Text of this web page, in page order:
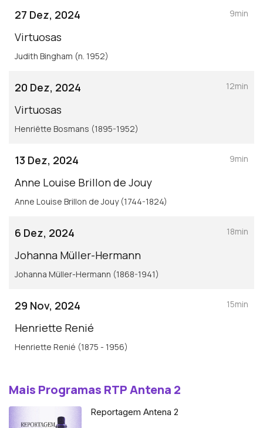
27 Dez, 2024
Virtuosas
Judith Bingham (n. 1952)
9min
20 Dez, 2024
Virtuosas
Henriëtte Bosmans (1895-1952)
12min
13 Dez, 2024
Anne Louise Brillon de Jouy
Anne Louise Brillon de Jouy (1744-1824)
9min
6 Dez, 2024
Johanna Müller-Hermann
Johanna Müller-Hermann (1868-1941)
18min
29 Nov, 2024
Henriette Renié
Henriette Renié (1875 - 1956)
15min
Mais Programas RTP Antena 2
Reportagem Antena 2